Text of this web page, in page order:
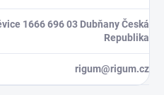
1666 696 03 Dubňany Česká
Republika
rigum@rigum.cz